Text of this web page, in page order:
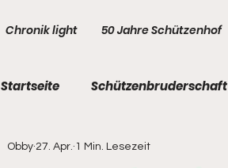
Chronik light 50 Jahre Schützenhof
Startseite Schützenbruderschaft
4. Kompanie 5. Kompanie
Obby 27. Apr. 1 Min. Lesezeit